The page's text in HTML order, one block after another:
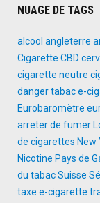
NUAGE DE TAGS
alcool angleterre
Cigarette CBD
cigarette neutre
danger tabace-
Eurobaromètre
arreter de fumer
de cigarettes New
Nicotine Pays de
du tabacSuisse
taxe e-cigarette